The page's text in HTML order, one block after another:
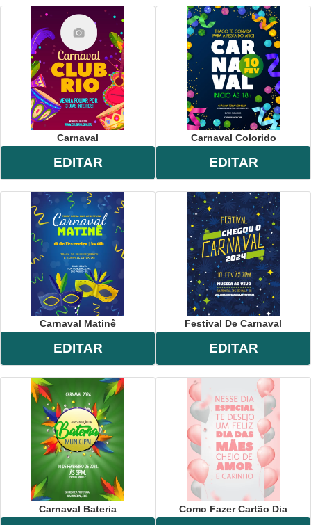
Carnaval
EDITAR
Carnaval Colorido
EDITAR
Carnaval Matinê
EDITAR
Festival De Carnaval
EDITAR
Carnaval Bateria Como Fazer Cartão Dia